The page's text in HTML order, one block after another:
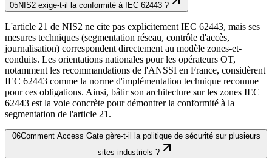
05NIS2 exige-t-il la conformité à IEC 62443 ?
L'article 21 de NIS2 ne cite pas explicitement IEC 62443, mais ses
mesures techniques (segmentation réseau, contrôle d'accès,
journalisation) correspondent directement au modèle zones-et-
conduits. Les orientations nationales pour les opérateurs OT,
notamment les recommandations de l'ANSSI en France, considèrent
IEC 62443 comme la norme d'implémentation technique reconnue
pour ces obligations. Ainsi, bâtir son architecture sur les zones IEC
62443 est la voie concrète pour démontrer la conformité à la
segmentation de l'article 21.
06Comment Access Gate gère-t-il la politique de sécurité sur plusieurs
sites industriels ?